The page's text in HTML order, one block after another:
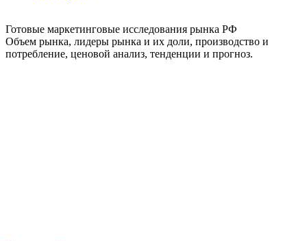
Готовые маркетинговые исследования рынка РФ
Объем рынка, лидеры рынка и их доли, производство и
потребление, ценовой анализ, тенденции и прогноз.